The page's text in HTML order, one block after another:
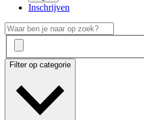
Inschrijven
Filter op categorie